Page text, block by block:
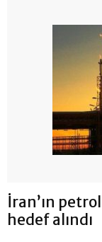
İran’ın
hedef alındı